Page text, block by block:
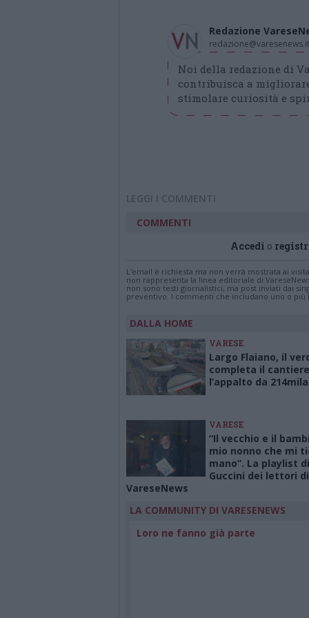
Redazione
redazione@varesenews.it
Noi della redazione di
contribuisca a
stimolare curiosità e
LEGGI I COMMENTI
COMMENTI
Accedi o
L'email è richiesta ma non verrà mostrata ai
non rappresenta la linea editoriale di
non sono testi giornalistici, ma post inviati dai
preventivo. I commenti che includano uno o
DALLA HOME
VARESE
Largo Flaiano, il
completa il
l’appalto da
VARESE
“Il vecchio e il
mio nonno che mi
mano”. La playlist di
Guccini dei lettori di
VareseNews
LA COMMUNITY DI VARESENEWS
Loro ne fanno già parte